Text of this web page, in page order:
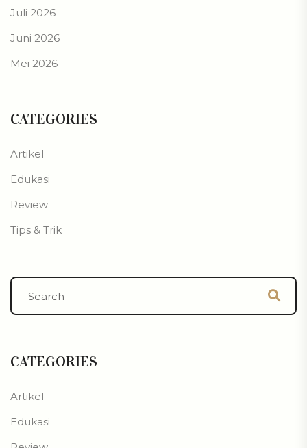
Juli 2026
Juni 2026
Mei 2026
CATEGORIES
Artikel
Edukasi
Review
Tips & Trik
CATEGORIES
Artikel
Edukasi